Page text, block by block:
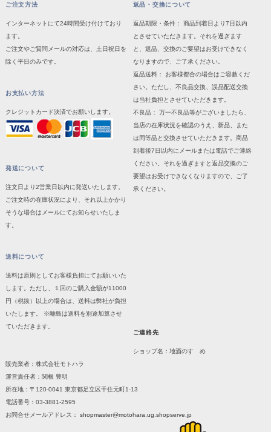
ご注文方法
インターネットにて24時間受け付けており
ます。
ご注文やご質問メールの対応は、土日祝日を
除く平日のみです。
お支払い方法
クレジットカード決済でお願いします。
発送について
注文日より2営業日以内に発送いたします。
ご注文時の在庫状況により、それ以上かかり
そうな場合はメールにてお知らせいたしま
す。
送料について
送料は原則としてお客様負担にてお願いいた
します。ただし、１回のご購入金額が11000
円（税抜）以上の場合は、送料は弊社が負担
いたします。 ※離島は送料を別途加算させ
ていただきます。
返品・交換について
返品期限・条件： 商品到着日より7日以内
とさせていただきます。それを過ぎます
と、返品、交換のご要望はお受けできなく
なりますので、ご了承ください。
返品送料： お客様都合の場合はご容赦くだ
さい。ただし、不良品交換、誤品配送交換
は当社負担とさせていただきます。
不良品： 万一不良品等がございましたら、
当店の在庫状況を確認のうえ、新品、また
は同等品と交換させていただきます。商品
到着後7日以内にメールまたは電話でご連絡
ください。それを過ぎますと返品交換のご
要望はお受けできなくなりますので、ご了
承ください。
ご連絡先
ショップ名：地酒のすゝめ
販売業者：株式会社モトハラ
運営責任者：関根 豊明
所在地：〒120-0041 東京都足立区千住元町1-13
電話番号：03-3881-2595
お問合せメールアドレス： shopmaster@motohara.ug.shopserve.jp